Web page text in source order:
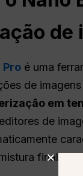
de
Pro é uma
de
em
de
final